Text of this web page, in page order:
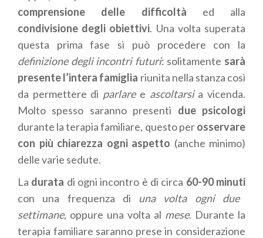
comprensione delle difficoltà ed alla
condivisione degli obiettivi. Una volta superata
questa prima fase si può procedere con la
definizione degli incontri futuri: solitamente sarà
presente l’intera famiglia riunita nella stanza così
da permettere di parlare e ascoltarsi a vicenda.
Molto spesso saranno presenti due psicologi
durante la terapia familiare, questo perosservare
con più chiarezza ogni aspetto (anche minimo)
delle varie sedute.
La durata di ogni incontro è di circa 60-90 minuti
con una frequenza di una volta ogni due
settimane, oppure una volta al mese. Durante la
terapia familiare saranno prese in considerazione